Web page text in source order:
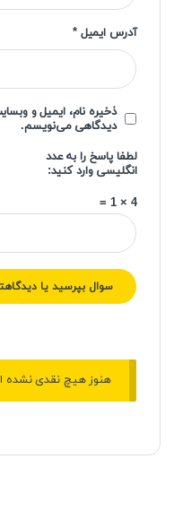
آدرس ایمیل*
ذخیره نام، ایمیل و
دیدگاهی می‌نویسم.
لطفا پاسخ را به عدد
انگلیسی وارد کنید:
4 × 1 =
هنوز هیچ نقدی نشده